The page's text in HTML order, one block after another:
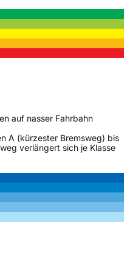
auf nasser Fahrbahn
A (kürzester Bremsweg) bis
verlängert sich je Klasse